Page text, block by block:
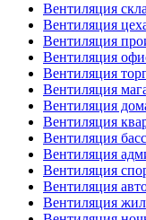
Вентиляция
Вентиляция
Вентиляция
Вентиляция
Вентиляция
Вентиляция
Вентиляция
Вентиляция
Вентиляция
Вентиляция
Вентиляция
Вентиляция
Вентиляция